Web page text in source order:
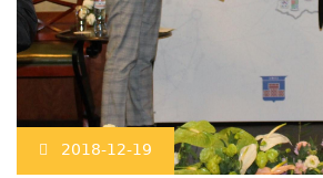
2018-12-19